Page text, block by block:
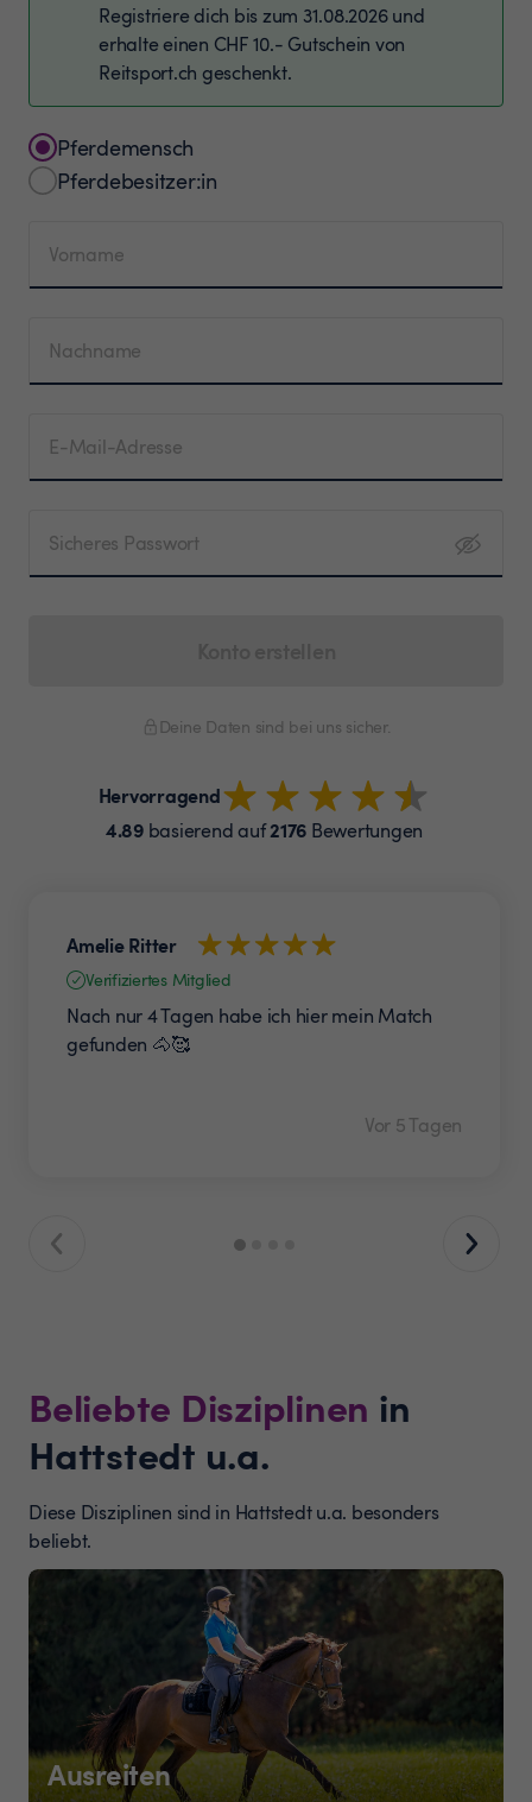
Registriere dich bis zum 31.08.2026 und
erhalte einen CHF 10.- Gutschein von
Reitsport.ch geschenkt.
Pferdemensch
Pferdebesitzer:in
Vorname
Nachname
E-Mail-Adresse
Sicheres Passwort
Deine Daten sind bei uns sicher.
Hervorragend
4.89basierend auf2176 Bewertungen
Amelie Ritter
Verifiziertes Mitglied
Nach nur 4 Tagen habe ich hier mein Match
gefunden 🐴🥰
Vor 5 Tagen
Beliebte Disziplinen in
Hattstedt u.a.
Diese Disziplinen sind in Hattstedt u.a. besonders
beliebt.
Ausreiten